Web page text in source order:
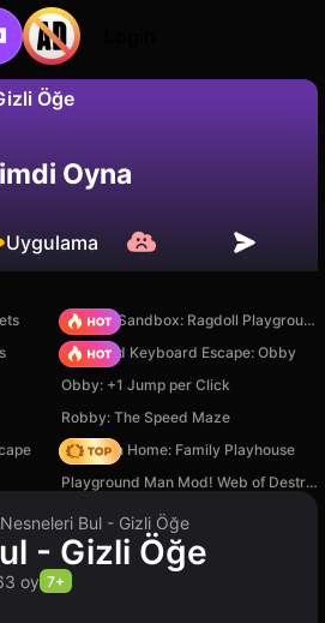
Öğe
Hayır
Oyna
Uygulama
Sprunki Sandbox: Ragdoll Playground Mode
+1 Speed Keyboard Escape: Obby
Obby: +1 Jump per Click
Robby: The Speed Maze
My Town Home: Family Playhouse
Playground Man Mod! Web of Destruction!
Nesneleri Bul - Gizli Öğe
- Gizli Öğe
oy 7+